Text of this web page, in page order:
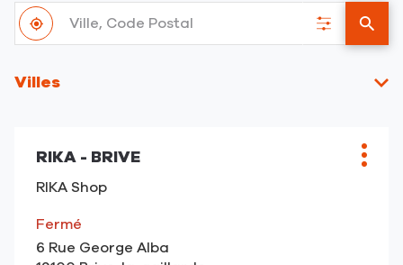
À
proximité
,
trouver
un
point
RIKA
Ville,
Code
Postal
Filtrer
les
un
point
Villes
touche
ENTRÉE
obtenir
Point
de
vente
:
RIKA - BRIVE
RIKA Shop
Fermé
6 Rue George Alba
Plus